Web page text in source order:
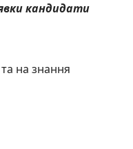
кандидати
на знання